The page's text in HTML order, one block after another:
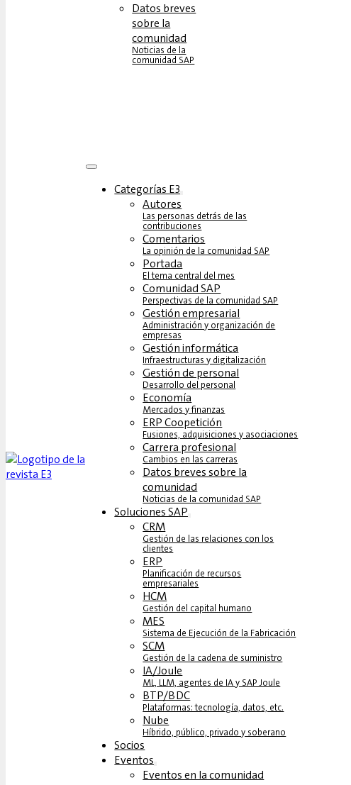
Datos breves
sobre la
comunidad
Noticias de la
comunidad SAP
Categorías E3
Autores
Las personas detrás de las
contribuciones
Comentarios
La opinión de la comunidad SAP
Portada
El tema central del mes
Comunidad SAP
Perspectivas de la comunidad SAP
Gestión empresarial
Administración y organización de
empresas
Gestión informática
Infraestructuras y digitalización
Gestión de personal
Desarrollo del personal
Economía
Mercados y finanzas
ERP Coopetición
Fusiones, adquisiciones y asociaciones
Carrera profesional
Cambios en las carreras
Datos breves sobre la
comunidad
Noticias de la comunidad SAP
Soluciones‎‎ SAP
CRM
Gestión de las relaciones con los
clientes
ERP
Planificación de recursos
empresariales
HCM
Gestión del capital humano
MES
Sistema de Ejecución de la Fabricación
SCM
Gestión de la cadena de suministro
IA/Joule
ML, LLM, agentes de IA y SAP Joule
BTP/BDC
Plataformas: tecnología, datos, etc.
Nube
Híbrido, público, privado y soberano
Socios
Eventos
Eventos en la comunidad